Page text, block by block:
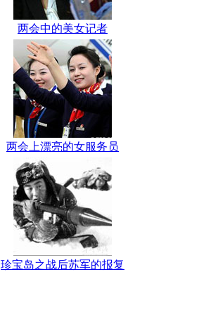
两会中的美女记者
两会上漂亮的女服务员
珍宝岛之战后苏军的报复